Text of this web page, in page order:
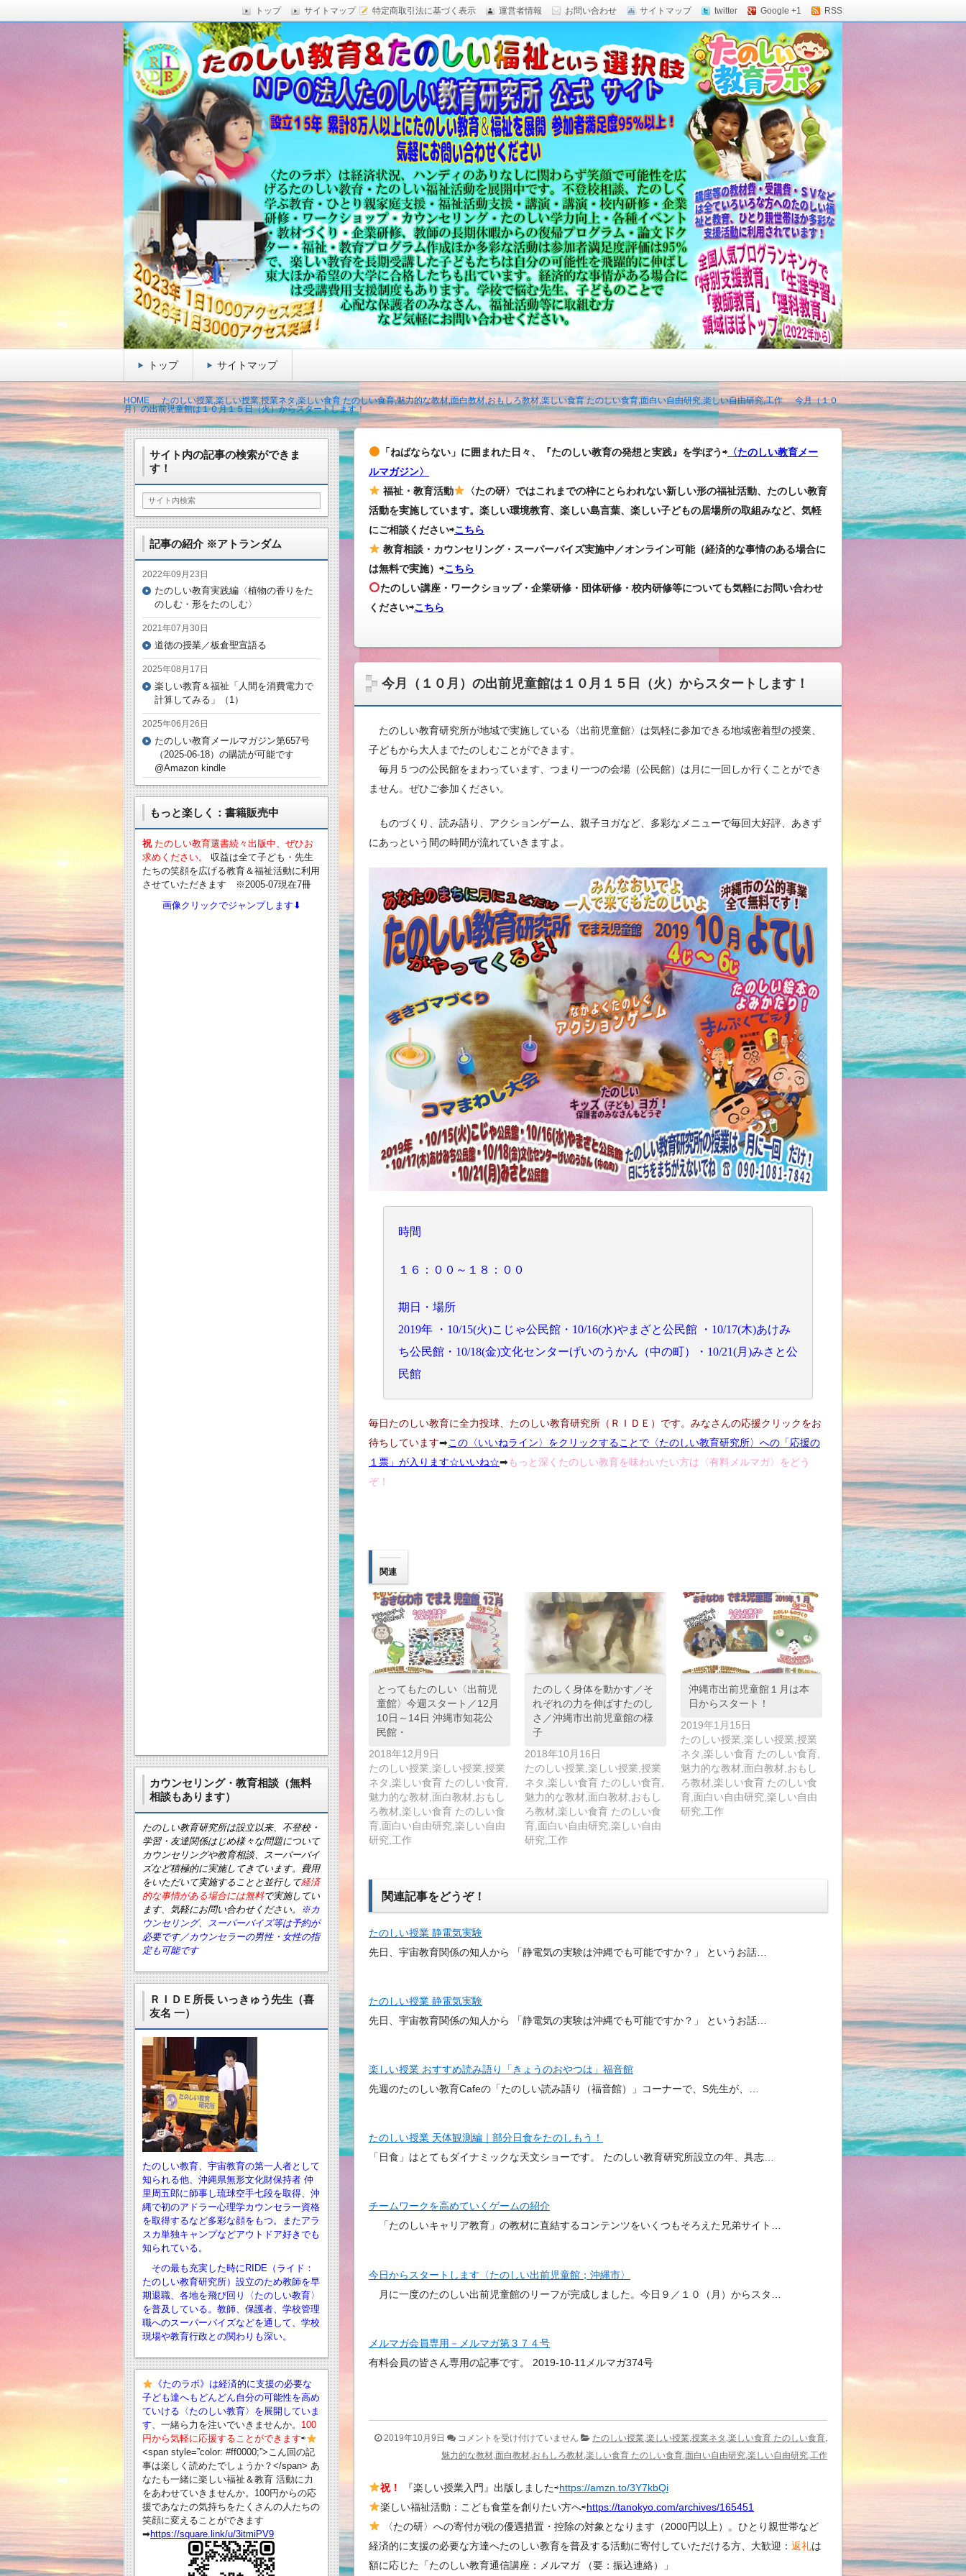
特定商取引法に基づく表示 運営者情報 お問い合わせ サイトマップ twitter Google +1 RSS
トップ サイトマップ
たのしい教育研究所（沖縄）公式サイト
楽しい授業,たのしい授業,楽しい自由研究,面白い自由研究,楽しい福祉活動,楽しい授業がした
い,RIDE,沖縄県 教育,たのしい授業,たのしい教育 日本一,Research Institute Delightful
Education,楽しい授業,教育技術,教育方法,内発的動機づけ,沖縄 学力問題,教材 ネタ,授業ネタ,学
力向上,教育技術,教育方法,沖縄 教育問題,enjoyable educationes,グッジョブ,カリスマ教師,沖縄
教員採用試験,沖縄 教育,たのしい教育,沖縄の学力,仮説実験授業,たのしい講演,楽しい講演,楽しい
科学,たのしい科学,たのしく学び 一生ものの「賢さ・学力」を,自由研究,いっきゅう先生,いっきゅ
う,いっきゅうハカセ,アドラー 心理学,面白い,沖縄 学力問題,授業名人,RIDE,PEALカウンセリン
グ,教員採用試験,名人,採用試験,合格,セミナー,研修,板倉聖宣,ＬＥＡＰカウンセリング,LEAP,学力
向上,沖縄の教育,たのしい学力,補習,読み語り,読み聞かせ,授業ネタ,授業アイディア,教育をたのし
さでクリエイトするプロフェッショなる集団,学ぶこと本来のたのしさと賢さを沖縄から世界へ,設
立四年で17000人以上に授業を実施,99％の高い評価,仮説実験授,楽しい学力向上,たのしい学力,自
由研究.しまくとぅば,島言葉,
トップ サイトマップ
HOME たのしい授業,楽しい授業,授業ネタ,楽しい食育 たのしい食育,魅力的な教材,面白教材,おもしろ教材,楽しい食育 たのしい食育,面白い自由研究,楽しい自由研究,工作
今月（１０
月）の出前児童館は１０月１５日（火）からスタートします！
「ねばならない」に囲まれた日々、『たのしい教育の発想と実践』を学ぼう⇨〈たのしい教育メー
ルマガジン〉
福祉・教育活動
〈たの研〉ではこれまでの枠にとらわれない新しい形の福祉活動、たのしい教育
活動を実施しています。楽しい環境教育、楽しい島言葉、楽しい子どもの居場所の取組みなど、気軽
にご相談ください⇨こちら
教育相談・カウンセリング・スーパーバイズ実施中／オンライン可能（経済的な事情のある場合に
は無料で実施）⇨こちら
たのしい講座・ワークショップ・企業研修・団体研修・校内研修等についても気軽にお問い合わせ
ください⇨こちら
今月（１０月）の出前児童館は１０月１５日（火）からスタートします！
たのしい教育研究所が地域で実施している〈出前児童館〉は気軽に参加できる地域密着型の授業、
子どもから大人までたのしむことができます。
毎月５つの公民館をまわっています、つまり一つの会場（公民館）は月に一回しか行くことができ
ません。ぜひご参加ください。
ものづくり、読み語り、アクションゲーム、親子ヨガなど、多彩なメニューで毎回大好評、あきず
にあっという間の時間が流れていきますよ。
時間
１６：００～１８：００
期日・場所
2019年 ・10/15(火)こじゃ公民館・10/16(水)やまざと公民館 ・10/17(木)あけみ
ち公民館・10/18(金)文化センターげいのうかん（中の町）・10/21(月)みさと公
民館
毎日たのしい教育に全力投球、たのしい教育研究所（ＲＩＤＥ）です。みなさんの応援クリックをお
待ちしています➡︎この〈いいねライン〉をクリックすることで〈たのしい教育研究所〉への「応援の
１票」が入ります☆いいね☆➡︎もっと深くたのしい教育を味わいたい方は〈有料メルマガ〉をどう
ぞ！
関連
とってもたのしい〈出前児
童館〉今週スタート／12月
10日～14日 沖縄市知花公
民館・
2018年12月9日
たのしい授業,楽しい授業,授業
ネタ,楽しい食育 たのしい食育,
魅力的な教材,面白教材,おもし
ろ教材,楽しい食育 たのしい食
育,面白い自由研究,楽しい自由
研究,工作
たのしく身体を動かす／そ
れぞれの力を伸ばすたのし
さ／沖縄市出前児童館の様
子
2018年10月16日
たのしい授業,楽しい授業,授業
ネタ,楽しい食育 たのしい食育,
魅力的な教材,面白教材,おもし
ろ教材,楽しい食育 たのしい食
育,面白い自由研究,楽しい自由
研究,工作
沖縄市出前児童館１月は本
日からスタート！
2019年1月15日
たのしい授業,楽しい授業,授業
ネタ,楽しい食育 たのしい食育,
魅力的な教材,面白教材,おもし
ろ教材,楽しい食育 たのしい食
育,面白い自由研究,楽しい自由
研究,工作
関連記事をどうぞ！
たのしい授業 静電気実験
先日、宇宙教育関係の知人から 「静電気の実験は沖縄でも可能ですか？」 というお話…
たのしい授業 静電気実験
先日、宇宙教育関係の知人から 「静電気の実験は沖縄でも可能ですか？」 というお話…
楽しい授業 おすすめ読み語り「きょうのおやつは」福音館
先週のたのしい教育Cafeの「たのしい読み語り（福音館）」コーナーで、S先生が、…
たのしい授業 天体観測編｜部分日食をたのしもう！
「日食」はとてもダイナミックな天文ショーです。 たのしい教育研究所設立の年、具志…
チームワークを高めていくゲームの紹介
「たのしいキャリア教育」の教材に直結するコンテンツをいくつもそろえた兄弟サイト…
今日からスタートします〈たのしい出前児童館；沖縄市〉
月に一度のたのしい出前児童館のリーフが完成しました。今日９／１０（月）からスタ…
メルマガ会員専用－メルマガ第３７４号
有料会員の皆さん専用の記事です。 2019-10-11メルマガ374号
2019年10月9日
今
月
０
月）
の
出
コメントを受け付けていません
たのしい授業,楽しい授業,授業ネタ,楽しい食育 たのしい食育,
魅力的な教材,面白教材,おもしろ教材,楽しい食育 たのしい食育,面白い自由研究,楽しい自由研究,工作
祝！ 『楽しい授業入門』出版しました⇨https://amzn.to/3Y7kbQi
楽しい福祉活動：こども食堂を創りたい方へ⇨https://tanokyo.com/archives/165451
〈たの研〉への寄付が税の優遇措置・控除の対象となります（2000円以上）。ひとり親世帯など
経済的に支援の必要な方達へたのしい教育を普及する活動に寄付していただける方、大歓迎： 返礼は
額に応じた「たのしい教育通信講座：メルマガ （要：振込連絡）」
サイト内の記事の検索ができま
す！
記事の紹介 ※アトランダム
2022年09月23日
たのしい教育実践編〈植物の香りをた
のしむ・形をたのしむ〉
2021年07月30日
道徳の授業／板倉聖宣語る
2025年08月17日
楽しい教育＆福祉「人間を消費電力で
計算してみる」（1）
2025年06月26日
たのしい教育メールマガジン第657号
（2025-06-18）の購読が可能です
@Amazon kindle
もっと楽しく：書籍販売中
祝 たのしい教育選書続々出版中、ぜひお
求めください。
収益は全て子ども・先生
たちの笑顔を広げる教育＆福祉活動に利用
させていただきます ※2005-07現在7冊
画像クリックでジャンプします⬇︎
カウンセリング・教育相談（無料
相談もあります）
たのしい教育研究所は設立以来、不登校・
学習・友達関係はじめ様々な問題について
カウンセリングや教育相談、スーパーバイ
ズなど積極的に実施してきています。費用
をいただいて実施することと並行して経済
的な事情がある場合には無料で実施してい
ます、気軽にお問い合わせください。
※カ
ウンセリング、スーパーバイズ等は予約が
必要です／カウンセラーの男性・女性の指
定も可能です
ＲＩＤＥ所長 いっきゅう先生（喜
友名 一）
たのしい教育、宇宙教育の第一人者として
知られる他、沖縄県無形文化財保持者 仲
里周五郎に師事し琉球空手七段を取得、沖
縄で初のアドラー心理学カウンセラー資格
を取得するなど多彩な顔をもつ。またアラ
スカ単独キャンプなどアウトドア好きでも
知られている。
その最も充実した時にRIDE（ライド：
たのしい教育研究所）設立のため教師を早
期退職、 各地を飛び回り〈たのしい教育〉
を普及している。教師、保護者、学校管理
職へのスーパーバイズなどを通して、学校
現場や教育行政との関わりも深い。
《たのラボ》は経済的に支援の必要な
子ども達へもどんどん自分の可能性を高め
ていける〈たのしい教育〉を展開していま
す、一緒ら力を注いでいきませんか。 100
円から気軽に応援することができます⇨
<span style=”color: #ff0000;”>こん回の記
事は楽しく読めたでしょうか？</span> あ
なたも一緒に楽しい福祉＆教育 活動に力
をあわせていきませんか。100円からの応
援であなたの気持ちをたくさんの人たちの
笑顔に変えることができます
➡︎https://square.link/u/3itmiPV9